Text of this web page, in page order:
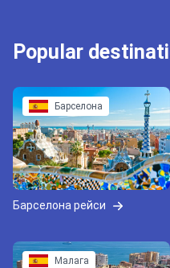
Popular
Барселона
Барселона рейси
Малага